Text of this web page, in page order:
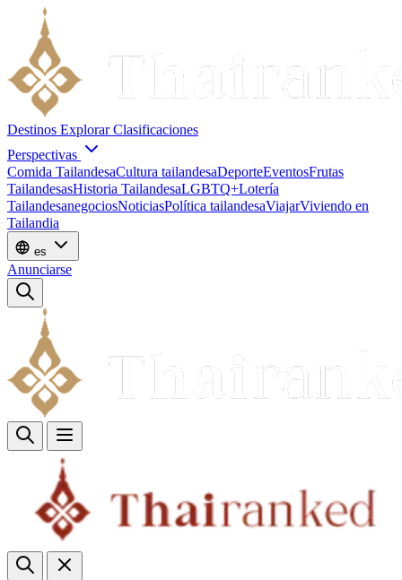
Destinos Explorar Clasificaciones
Perspectivas
Comida TailandesaCultura tailandesaDeporteEventosFrutas
TailandesasHistoria TailandesaLGBTQ+Lotería
TailandesanegociosNoticiasPolítica tailandesaViajarViviendo en
Tailandia
es
Anunciarse